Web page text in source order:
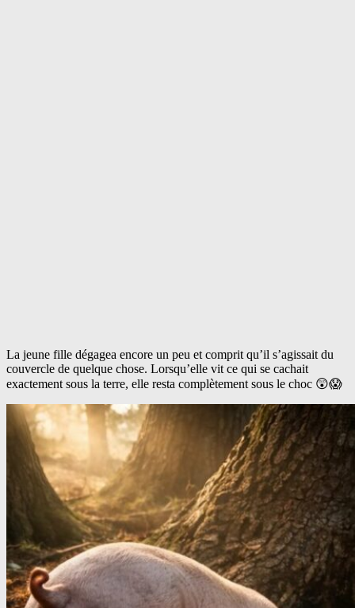
La jeune fille dégagea encore un peu et comprit qu’il s’agissait du
couvercle de quelque chose. Lorsqu’elle vit ce qui se cachait
exactement sous la terre, elle resta complètement sous le choc 😲😱